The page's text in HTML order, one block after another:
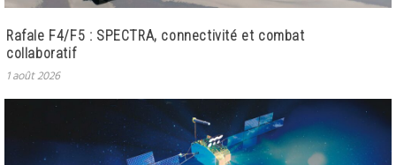
Rafale F4/F5 : SPECTRA, connectivité et combat
collaboratif
1 août 2026